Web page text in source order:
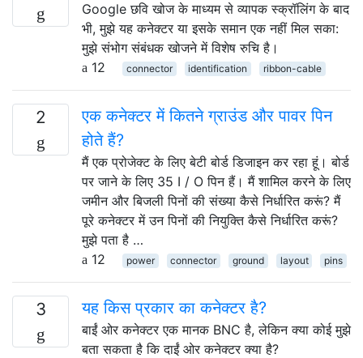
Google छवि खोज के माध्यम से व्यापक स्क्रॉलिंग के बाद
भी, मुझे यह कनेक्टर या इसके समान एक नहीं मिल सका:
मुझे संभोग संबंधक खोजने में विशेष रुचि है।
12
connector identification ribbon-cable
2
एक कनेक्टर में कितने ग्राउंड और पावर पिन
होते हैं?
मैं एक प्रोजेक्ट के लिए बेटी बोर्ड डिजाइन कर रहा हूं। बोर्ड
पर जाने के लिए 35 I / O पिन हैं। मैं शामिल करने के लिए
जमीन और बिजली पिनों की संख्या कैसे निर्धारित करूं? मैं
पूरे कनेक्टर में उन पिनों की नियुक्ति कैसे निर्धारित करूं?
मुझे पता है …
12
power connector ground layout pins
3 यह किस प्रकार का कनेक्टर है?
बाईं ओर कनेक्टर एक मानक BNC है, लेकिन क्या कोई मुझे
बता सकता है कि दाईं ओर कनेक्टर क्या है?